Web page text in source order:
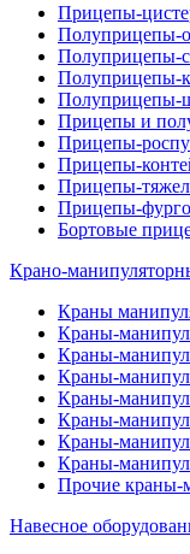
Прицепы-
Полуприцепы-
Полуприцепы-
Полуприцепы-
Полуприцепы-
Прицепы и
Прицепы-
Прицепы-
Прицепы-
Прицепы-
Бортовые
Крано-
Краны
Краны-
Краны-
Краны-
Краны-
Краны-
Краны-
Краны-
Прочие краны-
Навесное